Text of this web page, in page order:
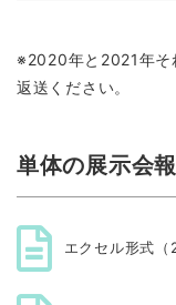
※2020年と2021年そ
返送ください。
単体の展示会
エクセル形式（